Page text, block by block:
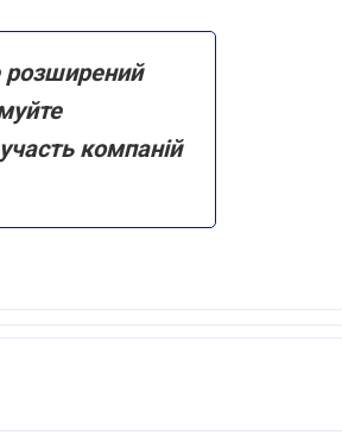
розширений
компаній